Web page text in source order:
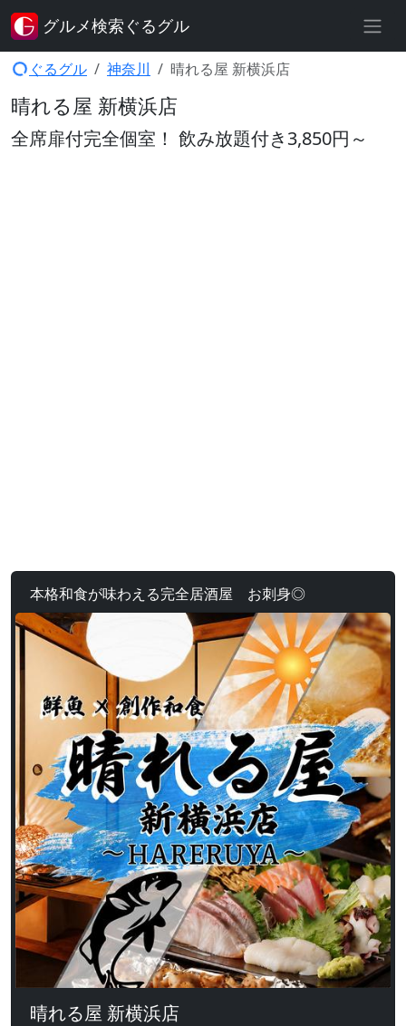
ぐるグル 神奈川 晴れる屋 新横浜店
晴れる屋 新横浜店
全席扉付完全個室！ 飲み放題付き3,850円～
本格和食が味わえる完全居酒屋 お刺身◎
晴れる屋 新横浜店
グルメ検索ぐるグル